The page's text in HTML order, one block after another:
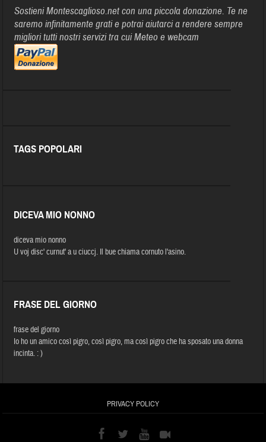
Sostieni Montescaglioso.net con una piccola donazione. Te ne
saremo infinitamente grati e potrai aiutarci a rendere sempre
migliori tutti nostri servizi tra cui Meteo e webcam
TAGS POPOLARI
DICEVA MIO NONNO
diceva mio nonno
U voj disc' curnut' a u ciuccj. Il bue chiama cornuto l'asino.
FRASE DEL GIORNO
frase del giorno
Io ho un amico così pigro, così pigro, ma così pigro che ha sposato una donna
incinta. : )
PRIVACY POLICY